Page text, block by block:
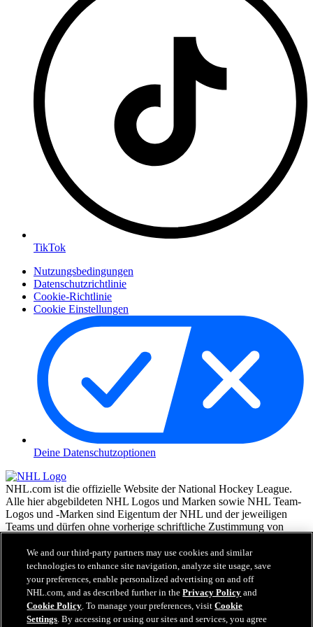
TikTok
Nutzungsbedingungen
Datenschutzrichtlinie
Cookie-Richtlinie
Cookie Einstellungen
Deine Datenschutzoptionen
NHL.com ist die offizielle Website der National Hockey League.
Alle hier abgebildeten NHL Logos und Marken sowie NHL Team-
Logos und -Marken sind Eigentum der NHL und der jeweiligen
Teams und dürfen ohne vorherige schriftliche Zustimmung von
Alle Rechte vorbehalten. Alle NHL Team-Trikots, die mit den
Namen und Nummern der NHL Spieler versehen sind, sind offiziell
von der NHL und der NHLPA lizenziert. Die Wortmarke Zamboni
und die Konfiguration der Zamboni Eismaschine sind eingetragene
Warenzeichen von Frank J. Zamboni & Co., Inc.© Frank J.
Zamboni & Co., Inc. 2026. Alle Rechte vorbehalten. Alle andere
We and our third-party partners may use cookies and similar
technologies to enhance site navigation, analyze site usage, save
your preferences, enable personalized advertising on and off
NHL.com, and as described further in thePrivacy Policy and
Cookie Policy. To manage your preferences, visitCookie
Settings. By accessing or using our sites and services, you agree